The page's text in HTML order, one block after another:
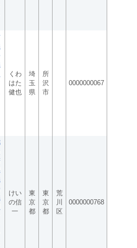
くわ
はた
健也
埼
玉
県
所
沢
市
0000000067
けい
の信
一
東
京
都
東
京
都
荒
川
区
0000000768